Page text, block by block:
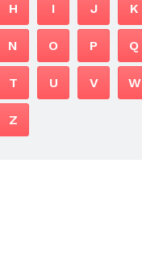
H I J K
N O P Q
T U V W
Z